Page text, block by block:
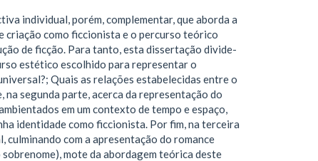
individual, porém, complementar, que aborda a
criação como ficcionista e o percurso teórico
de ficção. Para tanto, esta dissertação divide-
estético escolhido para representar o
Quais as relações estabelecidas entre o
segunda parte, acerca da representação do
em um contexto de tempo e espaço,
identidade como ficcionista. Por fim, na terceira
com a apresentação do romance
mote da abordagem teórica deste